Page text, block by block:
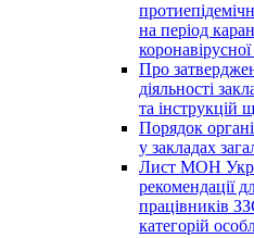
на період
Про
діяльності
та інструкцій
Порядок
у закладах
Лист МОН
рекомендації
працівників
категорій